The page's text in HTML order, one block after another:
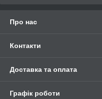
Про нас
Контакти
Доставка та оплата
Графік роботи